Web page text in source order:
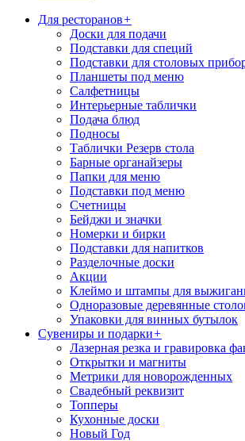
Для ресторанов+
Доски для подачи
Подставки для специй
Подставки для столовых
Планшеты под меню
Салфетницы
Интерьерные таблички
Подача блюд
Подносы
Таблички Резерв стола
Барные органайзеры
Папки для меню
Подставки под меню
Счетницы
Бейджи и значки
Номерки и бирки
Подставки для напитков
Разделочные доски
Акции
Клеймо и штампы для
Одноразовые деревянные
Упаковки для винных бутылок
Сувениры и подарки+
Лазерная резка и гравировка
Открытки и магниты
Метрики для новорожденных
Свадебный реквизит
Топперы
Кухонные доски
Новый Год